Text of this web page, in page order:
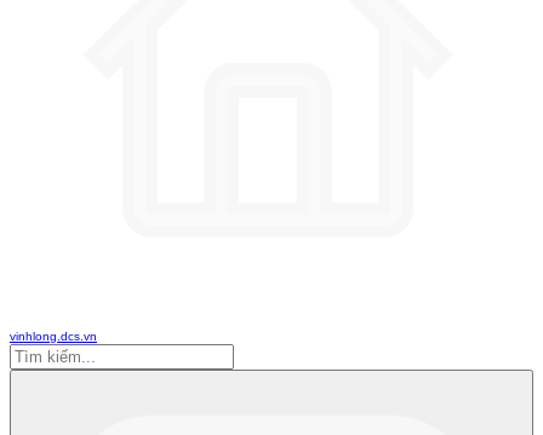
vinhlong.dcs.vn